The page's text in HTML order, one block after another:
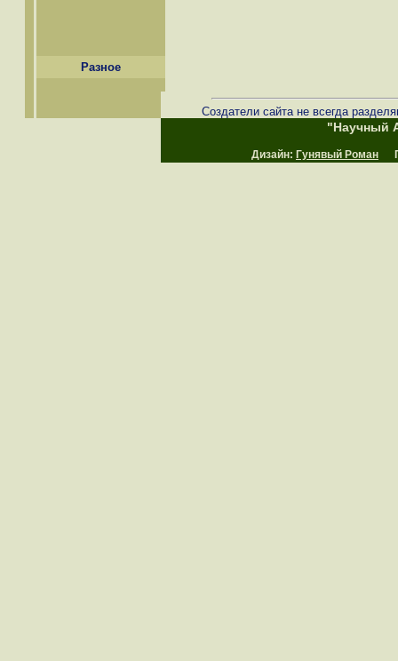
Разное
Создатели сайта не всегда
"Научный
Дизайн: Гунявый Роман